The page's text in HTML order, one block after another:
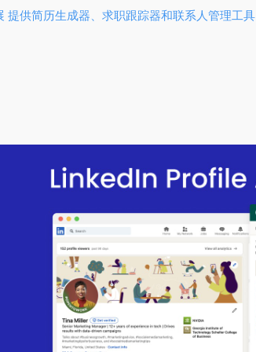
提供简历生成器、求职跟踪器和联系人管理工具